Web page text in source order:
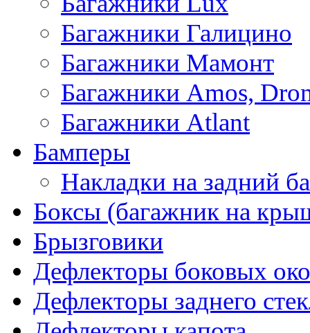
Багажники Галицино
Багажники Мамонт
Багажники Amos,
Багажники Atlant
Бамперы
Накладки на задний
Боксы (багажник на
Брызговики
Дефлекторы боковых
Дефлекторы заднего